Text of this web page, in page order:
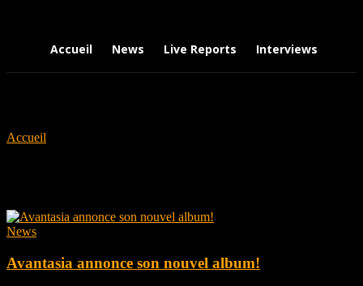
Accueil News Live Reports Interviews
Accueil
News
Avantasia annonce son nouvel album!